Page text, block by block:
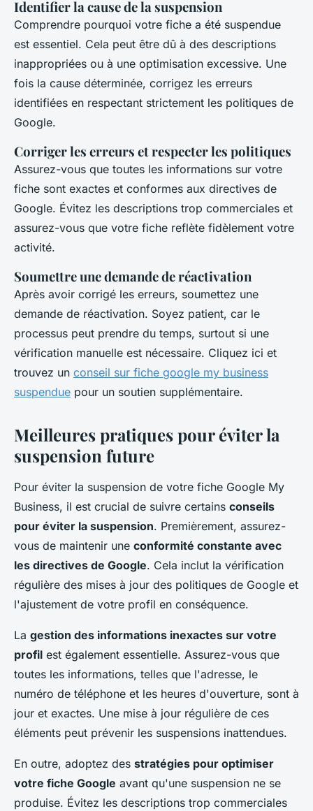
Identifier la cause de la suspension
Comprendre pourquoi votre fiche a été suspendue
est essentiel. Cela peut être dû à des descriptions
inappropriées ou à une optimisation excessive. Une
fois la cause déterminée, corrigez les erreurs
identifiées en respectant strictement les politiques de
Google.
Corriger les erreurs et respecter les politiques
Assurez-vous que toutes les informations sur votre
fiche sont exactes et conformes aux directives de
Google. Évitez les descriptions trop commerciales et
assurez-vous que votre fiche reflète fidèlement votre
activité.
Soumettre une demande de réactivation
Après avoir corrigé les erreurs, soumettez une
demande de réactivation. Soyez patient, car le
processus peut prendre du temps, surtout si une
vérification manuelle est nécessaire. Cliquez ici et
trouvez un conseil sur fiche google my business
suspendue pour un soutien supplémentaire.
Meilleures pratiques pour éviter la
suspension future
Pour éviter la suspension de votre fiche Google My
Business, il est crucial de suivre certains conseils
pour éviter la suspension. Premièrement, assurez-
vous de maintenir une conformité constante avec
les directives de Google. Cela inclut la vérification
régulière des mises à jour des politiques de Google et
l'ajustement de votre profil en conséquence.
La gestion des informations inexactes sur votre
profil est également essentielle. Assurez-vous que
toutes les informations, telles que l'adresse, le
numéro de téléphone et les heures d'ouverture, sont à
jour et exactes. Une mise à jour régulière de ces
éléments peut prévenir les suspensions inattendues.
En outre, adoptez des stratégies pour optimiser
votre fiche Google avant qu'une suspension ne se
produise. Évitez les descriptions trop commerciales